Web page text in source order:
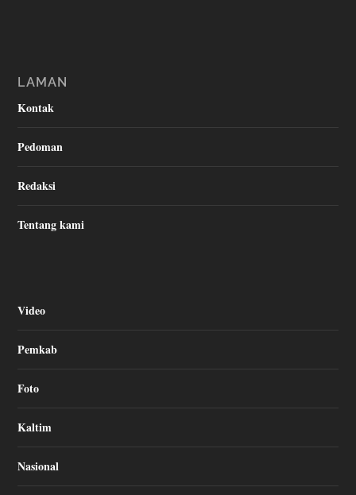
LAMAN
Kontak
Pedoman
Redaksi
Tentang kami
Video
Pemkab
Foto
Kaltim
Nasional